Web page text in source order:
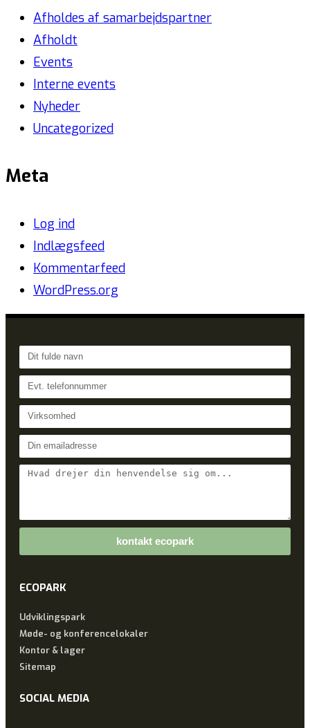
Afholdes af samarbejdspartner
Afholdt
Events
Interne events
Nyheder
Uncategorized
Meta
Log ind
Indlægsfeed
Kommentarfeed
WordPress.org
kontakt ecopark
ECOPARK
Udviklingspark
Møde- og konferencelokaler
Kontor & lager
Sitemap
SOCIAL MEDIA